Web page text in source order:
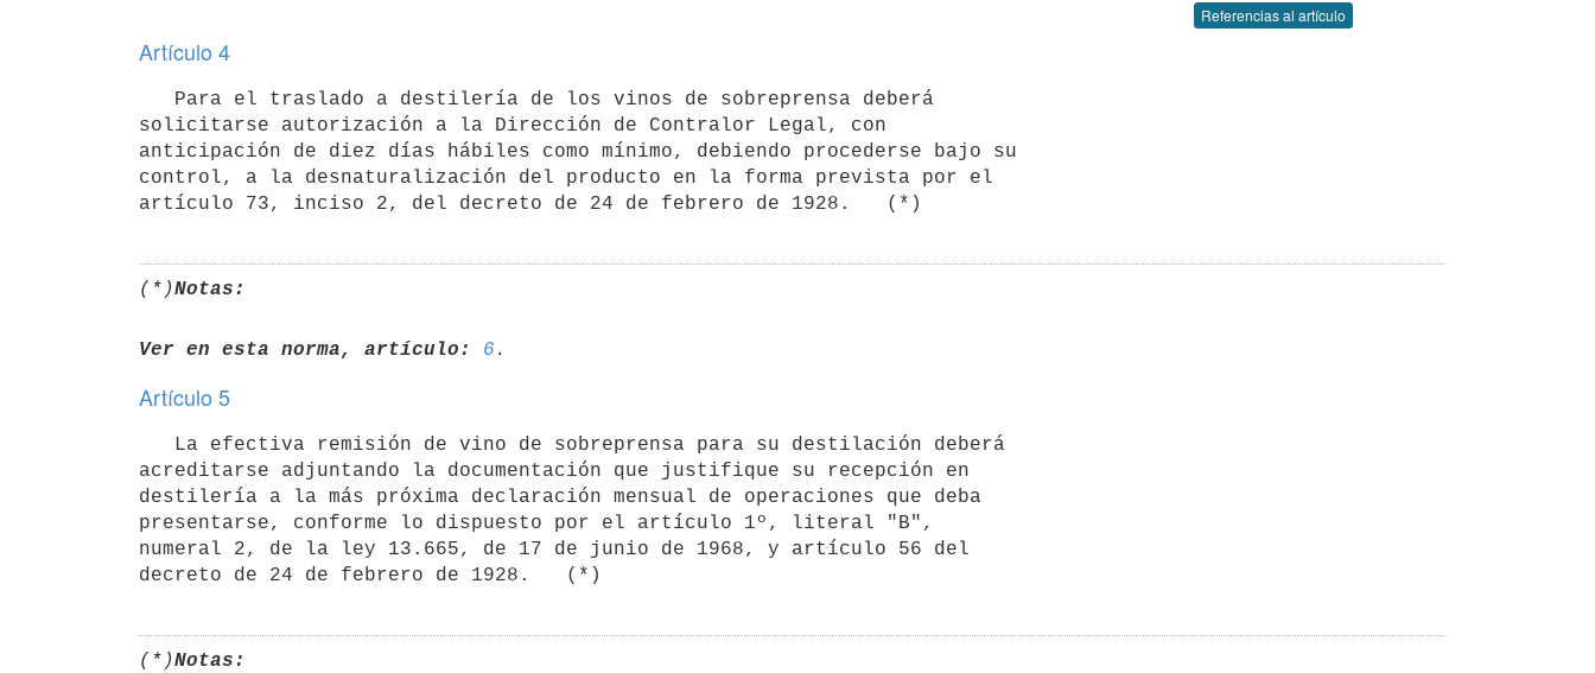
Referencias al artículo
Artículo 4
solicitarse autorización a la Dirección de Contralor Legal, con
anticipación de diez días hábiles como mínimo, debiendo procederse bajo su
control, a la desnaturalización del producto en la forma prevista por el
(*)Notas:
Ver en esta norma, artículo: 6
Artículo 5
acreditarse adjuntando la documentación que justifique su recepción en
destilería a la más próxima declaración mensual de operaciones que deba
presentarse, conforme lo dispuesto por el artículo 1º, literal "B",
numeral 2, de la ley 13.665, de 17 de junio de 1968, y artículo 56 del
(*)Notas: